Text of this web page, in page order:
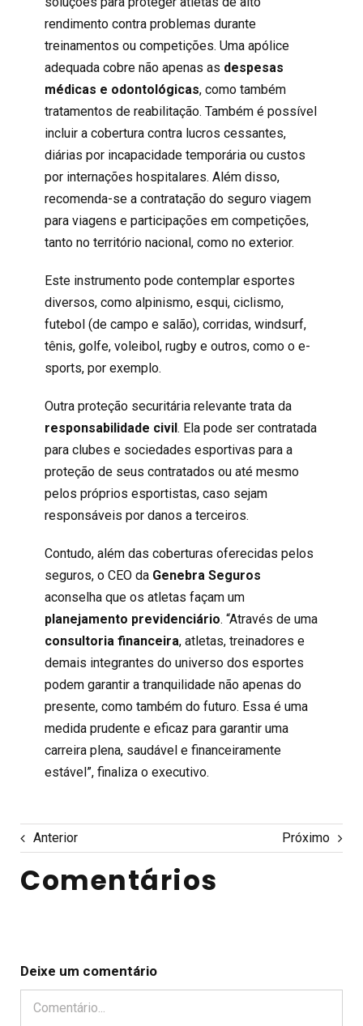
rendimento contra problemas durante
treinamentos ou competições. Uma apólice
adequada cobre não apenas as despesas
médicas e odontológicas, como também
tratamentos de reabilitação. Também é possível
incluir a cobertura contra lucros cessantes,
diárias por incapacidade temporária ou custos
por internações hospitalares. Além disso,
recomenda-se a contratação do seguro viagem
para viagens e participações em competições,
tanto no território nacional, como no exterior.
Este instrumento pode contemplar esportes
diversos, como alpinismo, esqui, ciclismo,
futebol (de campo e salão), corridas, windsurf,
tênis, golfe, voleibol, rugby e outros, como o e-
sports, por exemplo.
Outra proteção securitária relevante trata da
responsabilidade civil. Ela pode ser contratada
para clubes e sociedades esportivas para a
proteção de seus contratados ou até mesmo
pelos próprios esportistas, caso sejam
responsáveis por danos a terceiros.
Contudo, além das coberturas oferecidas pelos
seguros, o CEO da Genebra Seguros
aconselha que os atletas façam um
planejamento previdenciário. “Através de uma
consultoria financeira, atletas, treinadores e
demais integrantes do universo dos esportes
podem garantir a tranquilidade não apenas do
presente, como também do futuro. Essa é uma
medida prudente e eficaz para garantir uma
carreira plena, saudável e financeiramente
estável”, finaliza o executivo.
Anterior Próximo
Comentários
Deixe um comentário
Comentário